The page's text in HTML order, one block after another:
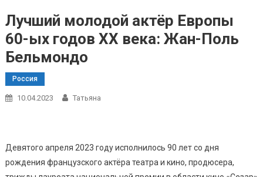
Лучший молодой актёр Европы
60-ых годов ХХ века: Жан-Поль
Бельмондо
Россия
10.04.2023 Татьяна
Девятого апреля 2023 году исполнилось 90 лет со дня
рождения французского актёра театра и кино, продюсера,